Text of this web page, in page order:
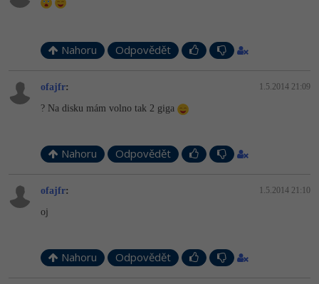
Nahoru Odpovědět
ofajfr: 1.5.2014 21:09
? Na disku mám volno tak 2 giga
Nahoru Odpovědět
ofajfr: 1.5.2014 21:10
oj
Nahoru Odpovědět